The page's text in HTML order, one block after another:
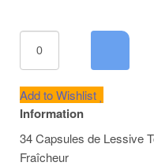
Add to Wishlist
Information
34 Capsules de Lessive
Fraîcheur